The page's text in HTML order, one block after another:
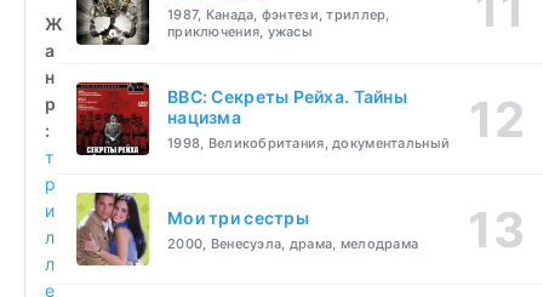
Ж
а
н
р
:
т
р
и
л
л
е
1987, Канада, фэнтези, триллер,
приключения, ужасы
BBC: Секреты Рейха. Тайны
нацизма
1998, Великобритания, документальный
Мои три сестры
2000, Венесуэла, драма, мелодрама